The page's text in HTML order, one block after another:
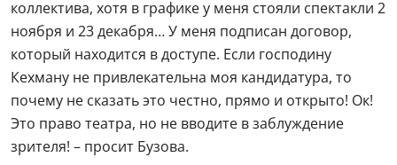
коллектива, хотя в графике у меня стояли спектакли 2
ноября и 23 декабря… У меня подписан договор,
который находится в доступе. Если господину
Кехману не привлекательна моя кандидатура, то
почему не сказать это честно, прямо и открыто! Ок!
Это право театра, но не вводите в заблуждение
зрителя! – просит Бузова.